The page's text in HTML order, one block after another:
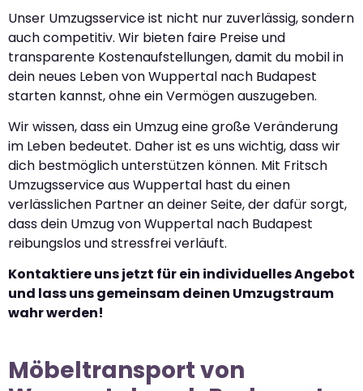
Unser Umzugsservice ist nicht nur zuverlässig, sondern
auch competitiv. Wir bieten faire Preise und
transparente Kostenaufstellungen, damit du mobil in
dein neues Leben von Wuppertal nach Budapest
starten kannst, ohne ein Vermögen auszugeben.
Wir wissen, dass ein Umzug eine große Veränderung
im Leben bedeutet. Daher ist es uns wichtig, dass wir
dich bestmöglich unterstützen können. Mit Fritsch
Umzugsservice aus Wuppertal hast du einen
verlässlichen Partner an deiner Seite, der dafür sorgt,
dass dein Umzug von Wuppertal nach Budapest
reibungslos und stressfrei verläuft.
Kontaktiere uns jetzt für ein individuelles Angebot
und lass uns gemeinsam deinen Umzugstraum
wahr werden!
Möbeltransport von